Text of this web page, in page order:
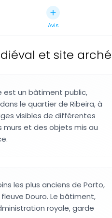
Avis
et site
est un bâtiment public,
le quartier de Ribeira, à
visibles de différentes
et des objets mis au
les plus anciens de Porto,
Douro. Le bâtiment,
royale, garde